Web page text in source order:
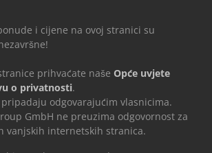
i cijene na ovoj stranici su
prihvaćate naše Opće uvjete
o privatnosti.
odgovarajućim vlasnicima.
GmbH ne preuzima odgovornost za
vanjskih internetskih stranica.